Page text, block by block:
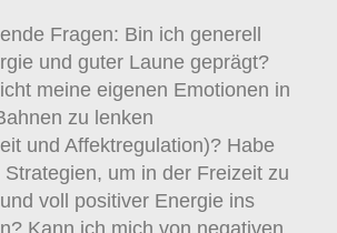
Fragen: Bin ich generell
und guter Laune geprägt?
meine eigenen Emotionen in
zu lenken
und Affektregulation)? Habe
um in der Freizeit zu
voll positiver Energie ins